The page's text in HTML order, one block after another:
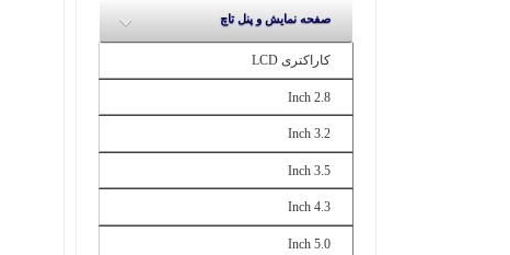
صفحه نمایش و پنل تاچ
کاراکتری LCD
2.8 Inch
3.2 Inch
3.5 Inch
4.3 Inch
5.0 Inch